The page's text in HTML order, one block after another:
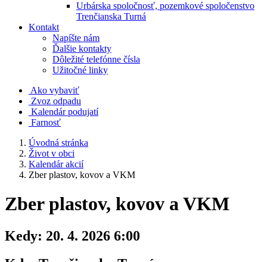
Urbárska spoločnosť, pozemkové spoločenstvo
Trenčianska Turná
Kontakt
Napíšte nám
Ďalšie kontakty
Dôležité telefónne čísla
Užitočné linky
Ako vybaviť
Zvoz odpadu
Kalendár podujatí
Farnosť
Úvodná stránka
Život v obci
Kalendár akcií
Zber plastov, kovov a VKM
Zber plastov, kovov a VKM
Kedy: 20. 4. 2026 6:00